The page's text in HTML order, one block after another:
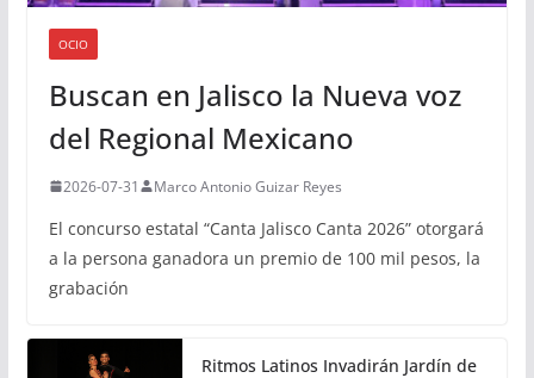
OCIO
Buscan en Jalisco la Nueva voz
del Regional Mexicano
2026-07-31 Marco Antonio Guizar Reyes
El concurso estatal “Canta Jalisco Canta 2026” otorgará
a la persona ganadora un premio de 100 mil pesos, la
grabación
Ritmos Latinos Invadirán Jardín de